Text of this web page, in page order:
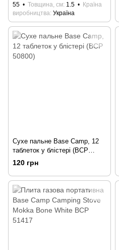
55
Товщина, см 1.5
Країна
виробництва Україна
Сухе пальне Base Camp, 12
таблеток у блістері (BCP
50800)
120 грн